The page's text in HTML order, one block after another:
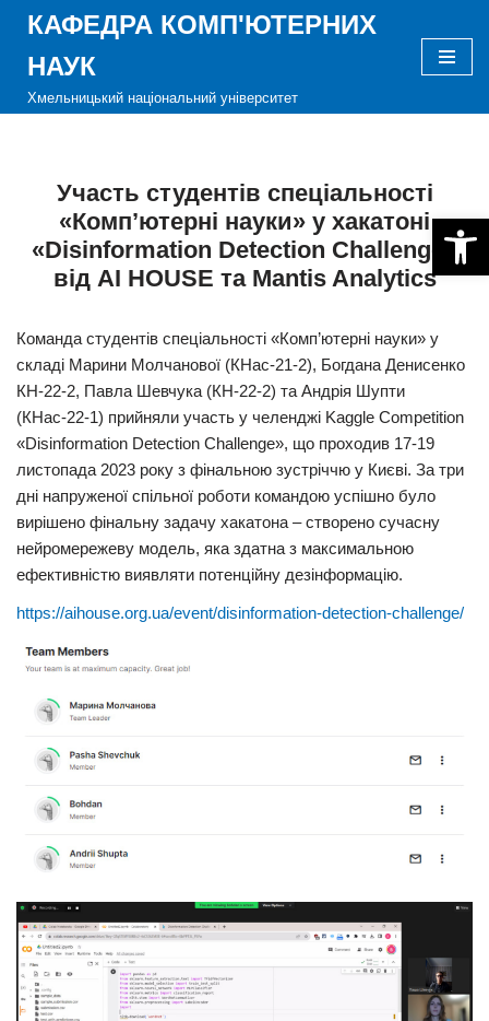
Перейти
вмісту
КАФЕДРА КОМП'ЮТЕРНИХ
НАУК
Хмельницький національний університет
Участь студентів спеціальності
«Комп’ютерні науки» у хакатоні
«Disinformation Detection Сhallenge»
від AI HOUSE та Mantis Analytics
Команда студентів спеціальності «Комп’ютерні науки» у
складі Марини Молчанової (КНас-21-2), Богдана Денисенко
КН-22-2, Павла Шевчука (КН-22-2) та Андрія Шупти
(КНас-22-1) прийняли участь у челенджі Kaggle Competition
«Disinformation Detection Сhallenge», що проходив 17-19
листопада 2023 року з фінальною зустріччю у Києві. За три
дні напруженої спільної роботи командою успішно було
вирішено фінальну задачу хакатона – створено сучасну
нейромережеву модель, яка здатна з максимальною
ефективністю виявляти потенційну дезінформацію.
https://aihouse.org.ua/event/disinformation-detection-challenge/